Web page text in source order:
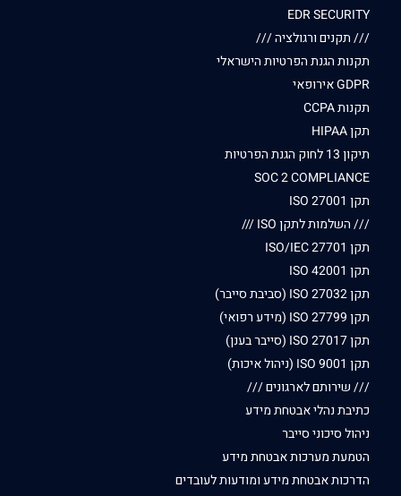
EDR SECURITY
/// תקנים ורגולציה ///
תקנות הגנת הפרטיות הישראלי
GDPR אירופאי
תקנות CCPA
תקן HIPAA
תיקון 13 לחוק הגנת הפרטיות
SOC 2 COMPLIANCE
תקן ISO 27001
/// השלמות לתקן ISO ///
תקן ISO/IEC 27701
תקן ISO 42001
תקן ISO 27032 (סביבת סייבר)
תקן ISO 27799 (מידע רפואי)
תקן ISO 27017 (סייבר בענן)
תקן ISO 9001 (ניהול איכות)
/// שירותם לארגונים ///
כתיבת נהלי אבטחת מידע
ניהול סיכוני סייבר
הטמעת מערכות אבטחת מידע
הדרכות אבטחת מידע ומודעות לעובדים